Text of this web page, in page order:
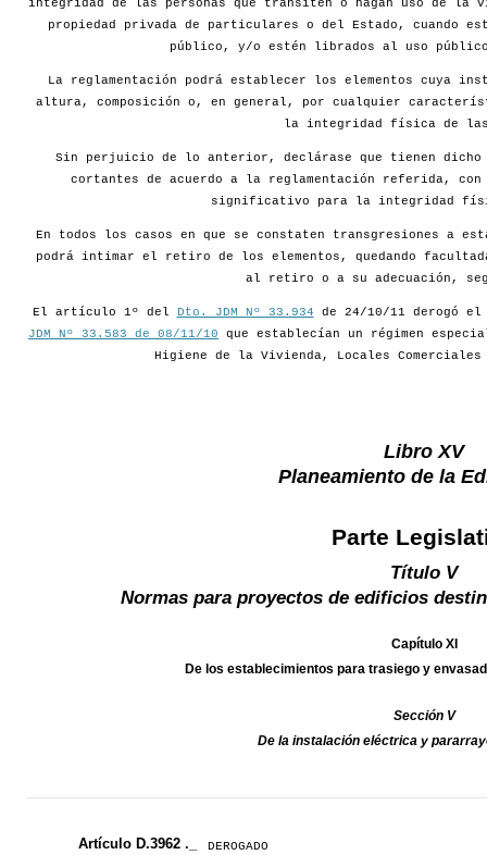
integridad de las personas que transiten o hagan uso de la
propiedad privada de particulares o del Estado, cuando
público, y/o estén librados al uso
La reglamentación podrá establecer los elementos cuya
altura, composición o, en general, por cualquier
la integridad física de las
Sin perjuicio de lo anterior, declárase que tienen dicho
cortantes de acuerdo a la reglamentación referida,
significativo para la integridad
En todos los casos en que se constaten transgresiones a
podrá intimar el retiro de los elementos, quedando
al retiro o a su adecuación,
El artículo 1º del Dto. JDM Nº 33.934 de 24/10/11 derogó
JDM Nº 33.583 de 08/11/10 que establecían un régimen
Higiene de la Vivienda, Locales
Libro XV
Planeamiento de la
Parte
Título V
Normas para proyectos de edificios
Capítulo XI
De los establecimientos para trasiego y
Sección V
De la instalación eléctrica y
Artículo D.3962 ._ DEROGADO